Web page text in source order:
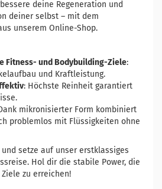
deine Regeneration und
deiner selbst – mit dem
unserem Online-Shop.
Fitness- und Bodybuilding-Ziele:
und Kraftleistung.
: Höchste Reinheit garantiert
mikronisierter Form kombiniert
problemlos mit Flüssigkeiten ohne
setze auf unser erstklassiges
Hol dir die stabile Power, die
zu erreichen!